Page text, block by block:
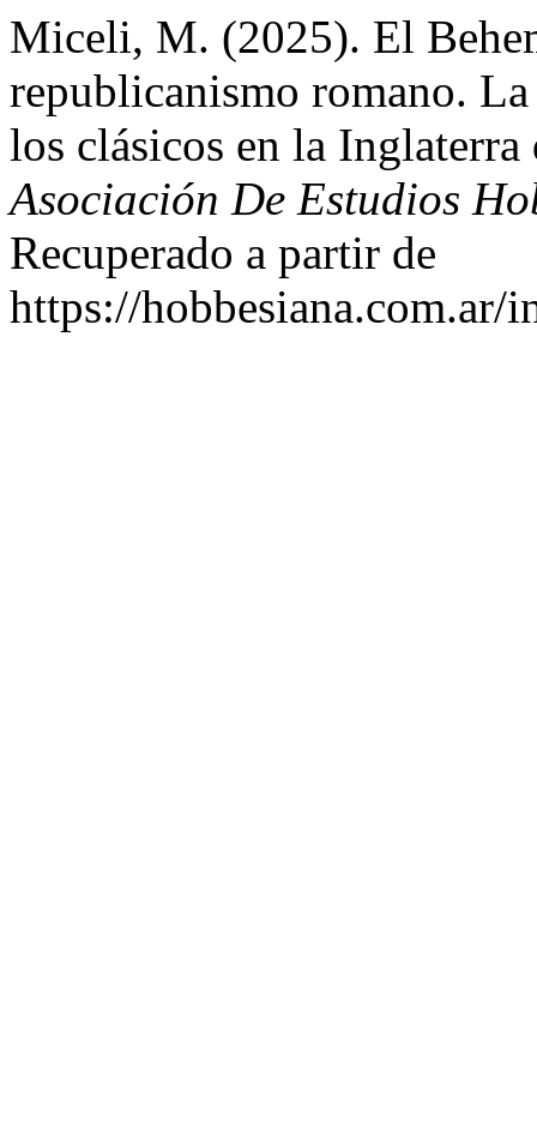
Miceli, M. (2025). El
republicanismo romano.
los clásicos en la
Asociación De Estudios
Recuperado a partir de
https://hobbesiana.com.ar/